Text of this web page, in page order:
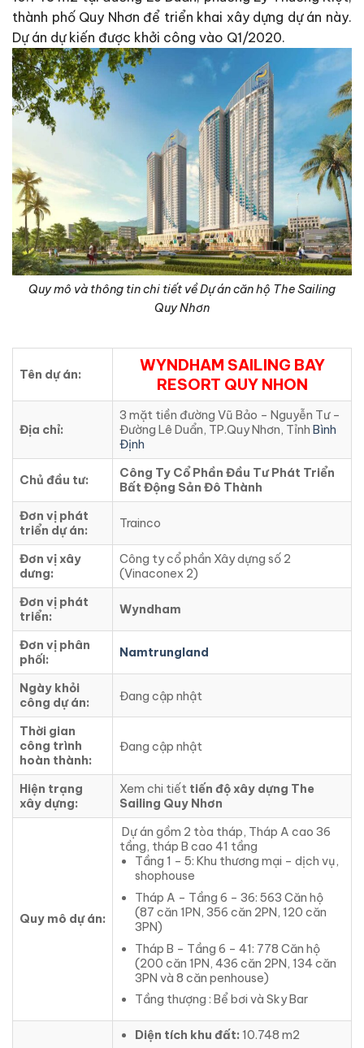
thành phố Quy Nhơn để triển khai xây dựng dự án này.
Dự án dự kiến được khởi công vào Q1/2020.
Quy mô và thông tin chi tiết về Dự án căn hộ The Sailing
Quy Nhơn
Tên dự án:
WYNDHAM SAILING BAY
RESORT QUY NHON
Địa chỉ:
3 mặt tiền đường Vũ Bảo – Nguyễn Tư –
Đường Lê Duẩn, TP.Quy Nhơn, Tỉnh Bình
Định
Chủ đầu tư:
Công Ty Cổ Phần Đầu Tư Phát Triển
Bất Động Sản Đô Thành
Đơn vị phát
triển dự án:
Trainco
Đơn vị xây
dưng:
Công ty cổ phần Xây dựng số 2
(Vinaconex 2)
Đơn vị phát
triển:
Wyndham
Đơn vị phân
phối:
Namtrungland
Ngày khỏi
công dự án:
Đang cập nhật
Thời gian
công trình
hoàn thành:
Đang cập nhật
Hiện trạng
xây dựng:
Xem chi tiết tiến độ xây dựng The
Sailing Quy Nhơn
Quy mô dự án:
Dự án gồm 2 tòa tháp, Tháp A cao 36
tầng, tháp B cao 41 tầng
Tầng 1 – 5: Khu thương mại – dịch vụ,
shophouse
Tháp A – Tầng 6 – 36: 563 Căn hộ
(87 căn 1PN, 356 căn 2PN, 120 căn
3PN)
Tháp B – Tầng 6 – 41: 778 Căn hộ
(200 căn 1PN, 436 căn 2PN, 134 căn
3PN và 8 căn penhouse)
Tầng thượng : Bể bơi và Sky Bar
Diện tích khu đất:10.748 m2